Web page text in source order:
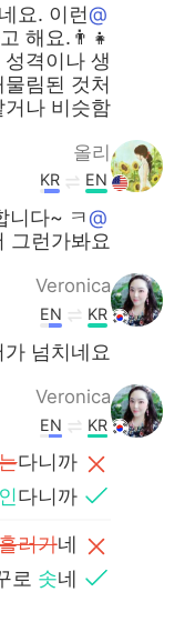
@올리
요. 이런
해요.👨‍👧
격이나 생
림된 것처
나 비슷함. 😁😄
올리
EN
KR
@Veronica
니다~ ㅋ
그런가봐요
Veronica
KR
EN
넘치네요.😁
Veronica
KR
EN
다니까.
인다니까.
러가네.
로 솟네.